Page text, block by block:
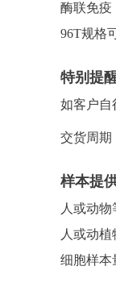
酶联免疫
96T规格
特别提
如客户自
交货周期
样本提
人或动
人或动植
细胞样本